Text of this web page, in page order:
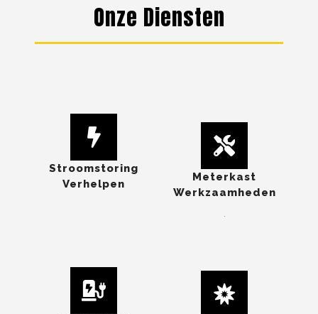
Onze Diensten
Stroomstoring
Verhelpen
Meterkast
Werkzaamheden